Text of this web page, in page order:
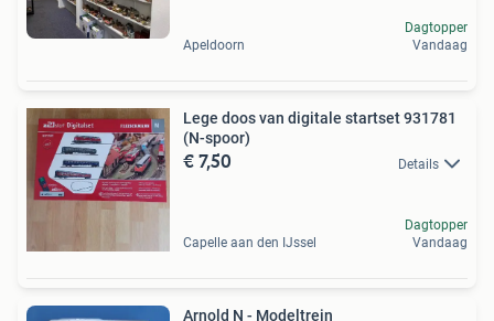
Apeldoorn
Dagtopper
Vandaag
Lege doos van digitale startset 931781
(N-spoor)
€ 7,50 Details
Capelle aan den IJssel
Dagtopper
Vandaag
Arnold N - Modeltrein